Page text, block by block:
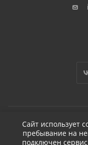
2026 ©
Сайт использует
пребывание на
подключен